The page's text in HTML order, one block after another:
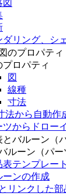
図
ダリング、シ
図のプロパティ
プロパティ
図
線種
寸法
法から自動作
ツからドロー
バルーン（
ルーン（パー
表テンプレー
ーンの作成
リンクした